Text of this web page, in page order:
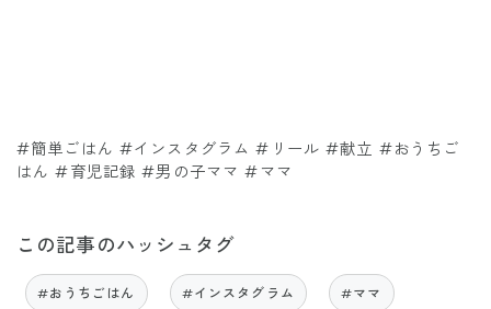
#簡単ごはん #インスタグラム #リール #献立 #おうちご
はん #育児記録 #男の子ママ #ママ
この記事のハッシュタグ
#おうちごはん #インスタグラム #ママ